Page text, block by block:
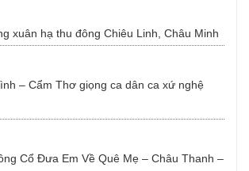
xuân hạ thu đông Chiêu Linh, Châu Minh
– Cẩm Thơ giọng ca dân ca xứ nghệ
Cổ Đưa Em Về Quê Mẹ – Châu Thanh –